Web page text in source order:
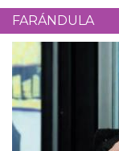
FARÁNDULA